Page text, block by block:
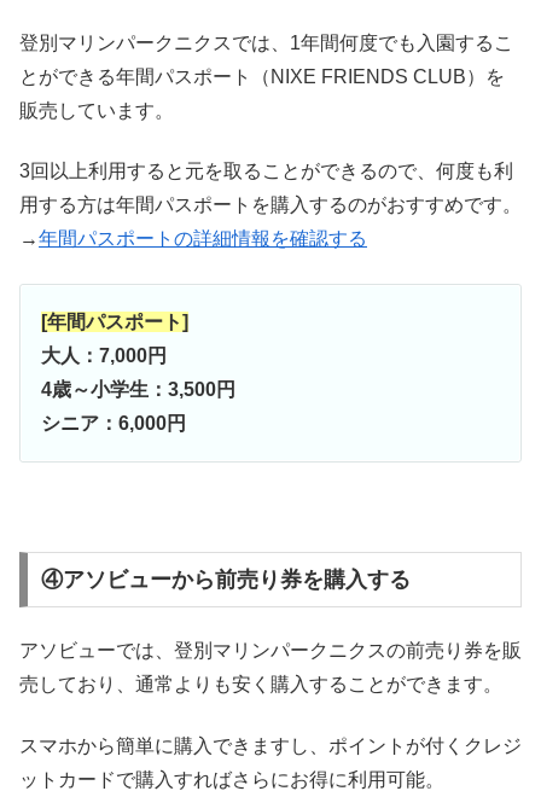
登別マリンパークニクスでは、1年間何度でも入園するこ
とができる年間パスポート（NIXE FRIENDS CLUB）を
販売しています。
3回以上利用すると元を取ることができるので、何度も利
用する方は年間パスポートを購入するのがおすすめです。
→年間パスポートの詳細情報を確認する
[年間パスポート]
大人：7,000円
4歳～小学生：3,500円
シニア：6,000円
④アソビューから前売り券を購入する
アソビューでは、登別マリンパークニクスの前売り券を販
売しており、通常よりも安く購入することができます。
スマホから簡単に購入できますし、ポイントが付くクレジ
ットカードで購入すればさらにお得に利用可能。